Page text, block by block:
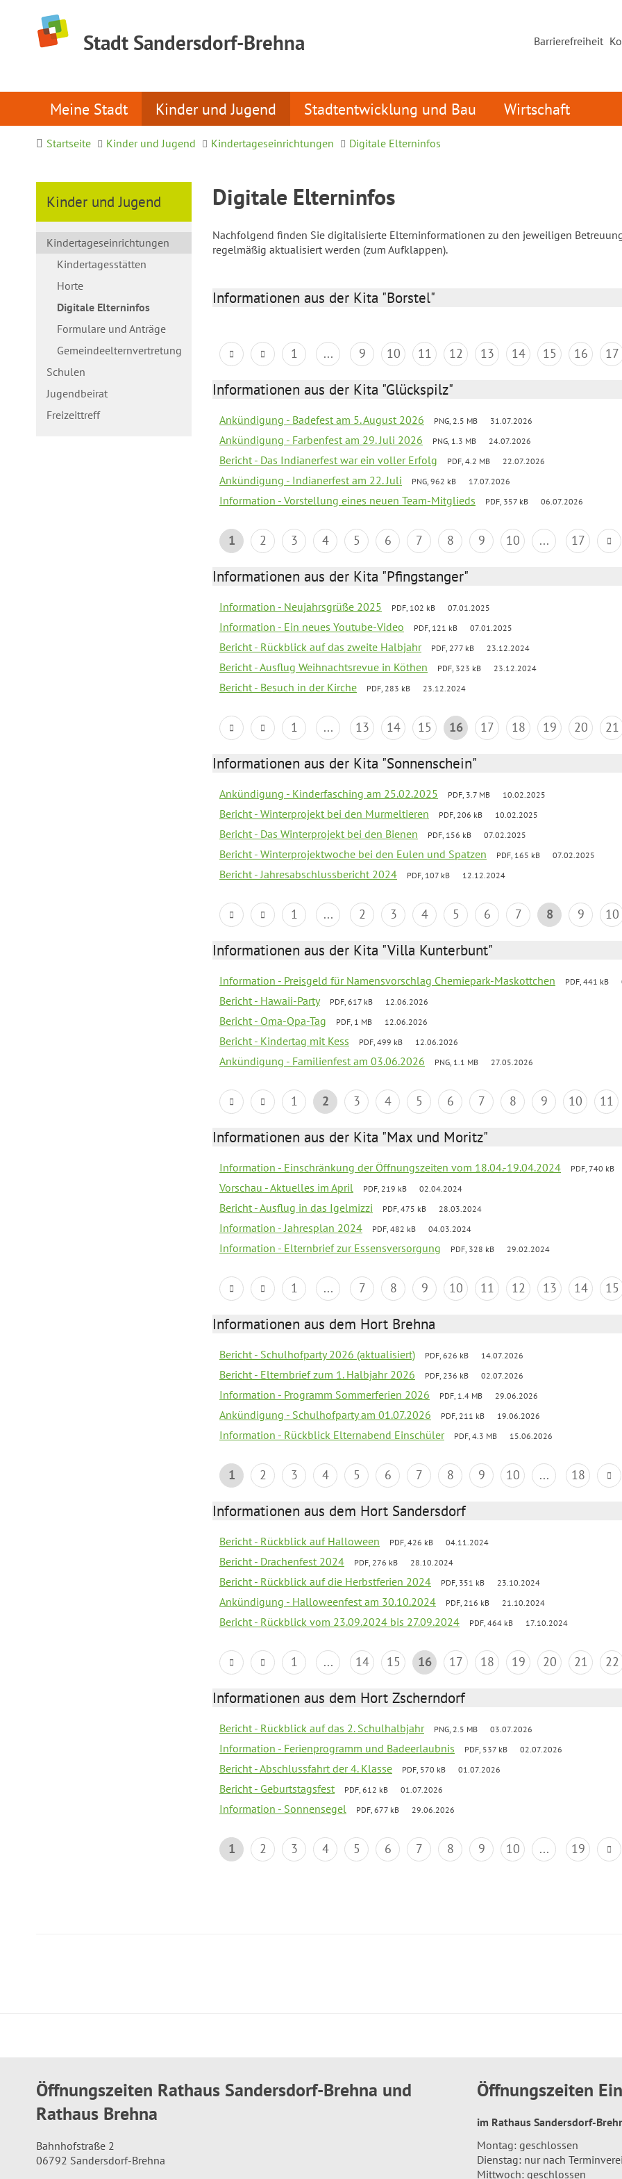
Stadt Sandersdorf-Brehna Barrierefreiheit
Meine Stadt Kinder und Jugend Stadtentwicklung und Bau Wirtschaft
Startseite Kinder und Jugend Kindertageseinrichtungen Digitale Elterninfos
Kinder und Jugend
Kindertageseinrichtungen
Kindertagesstätten
Horte
Digitale Elterninfos
Formulare und Anträge
Gemeindeelternvertretung
Schulen
Jugendbeirat
Freizeittreff
Digitale Elterninfos
Nachfolgend finden Sie digitalisierte Elterninformationen zu den jeweiligen
regelmäßig aktualisiert werden (zum Aufklappen).
Informationen aus der Kita "Borstel"
1 ... 9 10 11 12 13 14 15 16 17
Informationen aus der Kita "Glückspilz"
Ankündigung - Badefest am 5. August 2026 PNG, 2.5 MB 31.07.2026
Ankündigung - Farbenfest am 29. Juli 2026 PNG, 1.3 MB 24.07.2026
Bericht - Das Indianerfest war ein voller Erfolg PDF, 4.2 MB 22.07.2026
Ankündigung - Indianerfest am 22. Juli PNG, 962 kB 17.07.2026
Information - Vorstellung eines neuen Team-Mitglieds PDF, 357 kB 06.07.2026
1 2 3 4 5 6 7 8 9 10 ... 17
Informationen aus der Kita "Pfingstanger"
Information - Neujahrsgrüße 2025 PDF, 102 kB 07.01.2025
Information - Ein neues Youtube-Video PDF, 121 kB 07.01.2025
Bericht - Rückblick auf das zweite Halbjahr PDF, 277 kB 23.12.2024
Bericht - Ausflug Weihnachtsrevue in Köthen PDF, 323 kB 23.12.2024
Bericht - Besuch in der Kirche PDF, 283 kB 23.12.2024
1 ... 13 14 15 16 17 18 19 20 21
Informationen aus der Kita "Sonnenschein"
Ankündigung - Kinderfasching am 25.02.2025 PDF, 3.7 MB 10.02.2025
Bericht - Winterprojekt bei den Murmeltieren PDF, 206 kB 10.02.2025
Bericht - Das Winterprojekt bei den Bienen PDF, 156 kB 07.02.2025
Bericht - Winterprojektwoche bei den Eulen und Spatzen PDF, 165 kB 07.02.2025
Bericht - Jahresabschlussbericht 2024 PDF, 107 kB 12.12.2024
1 ... 2 3 4 5 6 7 8 9 10
Informationen aus der Kita "Villa Kunterbunt"
Information - Preisgeld für Namensvorschlag Chemiepark-Maskottchen PDF, 441 kB
Bericht - Hawaii-Party PDF, 617 kB 12.06.2026
Bericht - Oma-Opa-Tag PDF, 1 MB 12.06.2026
Bericht - Kindertag mit Kess PDF, 499 kB 12.06.2026
Ankündigung - Familienfest am 03.06.2026 PNG, 1.1 MB 27.05.2026
1 2 3 4 5 6 7 8 9 10 11
Informationen aus der Kita "Max und Moritz"
Information - Einschränkung der Öffnungszeiten vom 18.04.-19.04.2024 PDF, 740 kB
Vorschau - Aktuelles im April PDF, 219 kB 02.04.2024
Bericht - Ausflug in das Igelmizzi PDF, 475 kB 28.03.2024
Information - Jahresplan 2024 PDF, 482 kB 04.03.2024
Information - Elternbrief zur Essensversorgung PDF, 328 kB 29.02.2024
1 ... 7 8 9 10 11 12 13 14 15
Informationen aus dem Hort Brehna
Bericht - Schulhofparty 2026 (aktualisiert) PDF, 626 kB 14.07.2026
Bericht - Elternbrief zum 1. Halbjahr 2026 PDF, 236 kB 02.07.2026
Information - Programm Sommerferien 2026 PDF, 1.4 MB 29.06.2026
Ankündigung - Schulhofparty am 01.07.2026 PDF, 211 kB 19.06.2026
Information - Rückblick Elternabend Einschüler PDF, 4.3 MB 15.06.2026
1 2 3 4 5 6 7 8 9 10 ... 18
Informationen aus dem Hort Sandersdorf
Bericht - Rückblick auf Halloween PDF, 426 kB 04.11.2024
Bericht - Drachenfest 2024 PDF, 276 kB 28.10.2024
Bericht - Rückblick auf die Herbstferien 2024 PDF, 351 kB 23.10.2024
Ankündigung - Halloweenfest am 30.10.2024 PDF, 216 kB 21.10.2024
Bericht - Rückblick vom 23.09.2024 bis 27.09.2024 PDF, 464 kB 17.10.2024
1 ... 14 15 16 17 18 19 20 21 22
Informationen aus dem Hort Zscherndorf
Bericht - Rückblick auf das 2. Schulhalbjahr PNG, 2.5 MB 03.07.2026
Information - Ferienprogramm und Badeerlaubnis PDF, 537 kB 02.07.2026
Bericht - Abschlussfahrt der 4. Klasse PDF, 570 kB 01.07.2026
Bericht - Geburtstagsfest PDF, 612 kB 01.07.2026
Information - Sonnensegel PDF, 677 kB 29.06.2026
1 2 3 4 5 6 7 8 9 10 ... 19
Öffnungszeiten Rathaus Sandersdorf-Brehna und
Rathaus Brehna
Bahnhofstraße 2
06792 Sandersdorf-Brehna
Öffnungszeiten
im Rathaus Sandersdorf-
Montag: geschlossen
Dienstag: nur nach
Mittwoch: geschlossen